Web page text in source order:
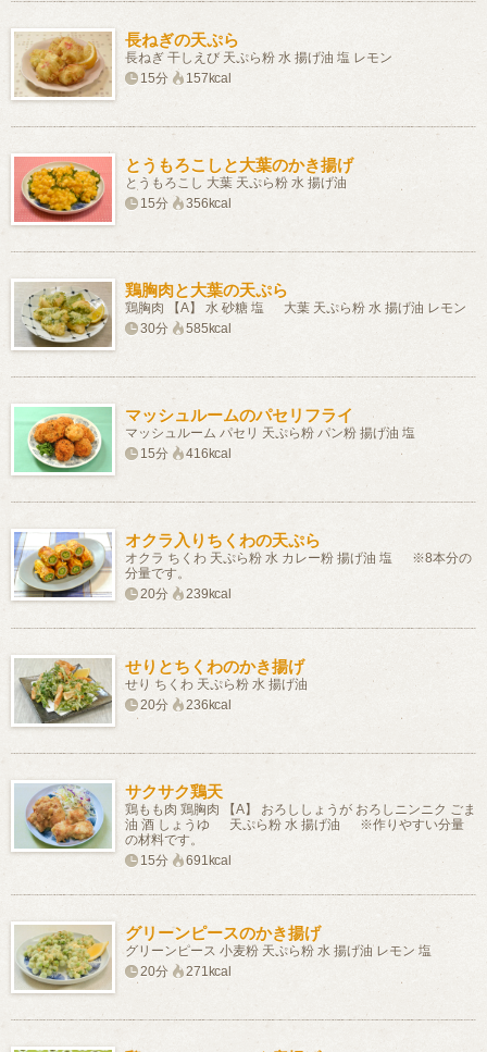
長ねぎの天ぷら
長ねぎ 干しえび 天ぷら粉 水 揚げ油 塩 レモン
15分
157kcal
とうもろこしと大葉のかき揚げ
とうもろこし 大葉 天ぷら粉 水 揚げ油
15分
356kcal
鶏胸肉と大葉の天ぷら
鶏胸肉 【A】 水 砂糖 塩 大葉 天ぷら粉 水 揚げ油 レモン
30分
585kcal
マッシュルームのパセリフライ
マッシュルーム パセリ 天ぷら粉 パン粉 揚げ油 塩
15分
416kcal
オクラ入りちくわの天ぷら
オクラ ちくわ 天ぷら粉 水 カレー粉 揚げ油 塩 ※8本分の
分量です。
20分
239kcal
せりとちくわのかき揚げ
せり ちくわ 天ぷら粉 水 揚げ油
20分
236kcal
サクサク鶏天
鶏もも肉 鶏胸肉 【A】 おろししょうが おろしニンニク ごま
油 酒 しょうゆ 天ぷら粉 水 揚げ油 ※作りやすい分量
の材料です。
15分
691kcal
グリーンピースのかき揚げ
グリーンピース 小麦粉 天ぷら粉 水 揚げ油 レモン 塩
20分
271kcal